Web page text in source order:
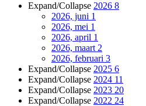
Expand/Collapse 2026 8
2026, juni 1
2026, mei 1
2026, april 1
2026, maart 2
2026, februari 3
Expand/Collapse 2025 6
Expand/Collapse 2024 11
Expand/Collapse 2023 20
Expand/Collapse 2022 24